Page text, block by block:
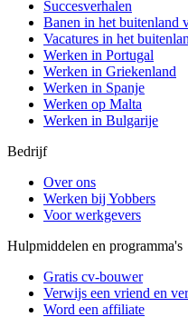
Succesverhalen
Banen in het buitenland
Vacatures in het
Werken in Portugal
Werken in Griekenland
Werken in Spanje
Werken op Malta
Werken in Bulgarije
Bedrijf
Over ons
Werken bij Yobbers
Voor werkgevers
Hulpmiddelen en programma's
Gratis cv-bouwer
Verwijs een vriend en
Word een affiliate